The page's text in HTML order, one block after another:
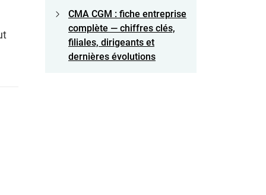
CMA CGM : fiche entreprise
complète — chiffres clés,
filiales, dirigeants et
dernières évolutions